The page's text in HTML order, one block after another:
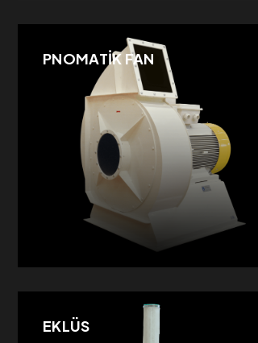
PNOMATİK FAN
EKLÜS